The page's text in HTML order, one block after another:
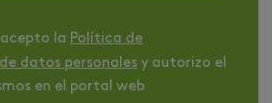
la Política de
datos personales y autorizo el
en el portal web